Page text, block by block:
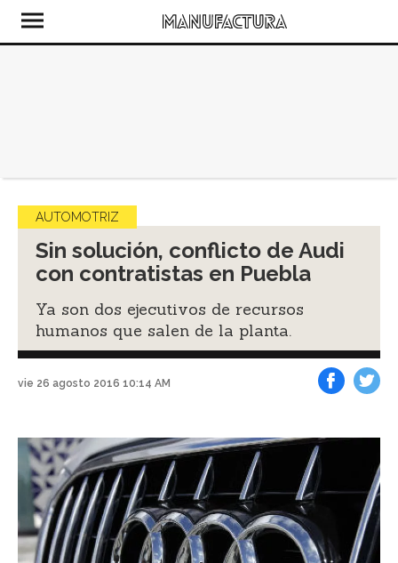
AUTOMOTRIZ
Sin solución, conflicto de Audi
con contratistas en Puebla
Ya son dos ejecutivos de recursos
humanos que salen de la planta.
vie 26 agosto 2016 10:14 AM